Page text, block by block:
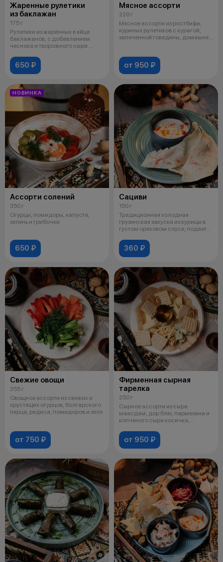
Жаренные рулетики
из баклажан
175 г
Рулетики из жаренных в яйце
баклажанов, с добавлением
чеснока и творожного сыра.
650 ₽
Мясное ассорти
220 г
Мясное ассорти из ростбифа,
куриных рулетиков с курагой,
запеченной говядины, домашней
от 950 ₽
НОВИНКА
Ассорти солений
350 г
Огурцы, помидоры, капуста,
зелень и грибочки
650 ₽
Сациви
150 г
Традиционная холодная
грузинская закуска из курицы в
густом ореховом соусе, подается
360 ₽
Свежие овощи
355 г
Овощное ассорти из свежих и
хрустящих огурцов, болгарского
перца, редиса, помидоров и зеле
от 750 ₽
Фирменная сырная
тарелка
250 г
Сырное ассорти из сыра
маасдам, дор блю, пармезана и
копченого сыра косичка,
от 950 ₽